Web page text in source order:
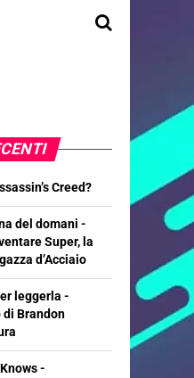
Creed?
del domani -
Super, la
d’Acciaio
leggerla -
di Brandon
-